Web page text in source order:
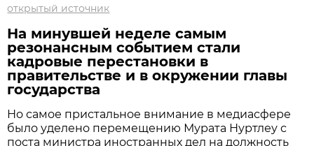
открытый источник
На минувшей неделе самым
резонансным событием стали
кадровые перестановки в
правительстве и в окружении главы
государства
Но самое пристальное внимание в медиасфере
было уделено перемещению Мурата Нуртлеу с
поста министра иностранных дел на должность